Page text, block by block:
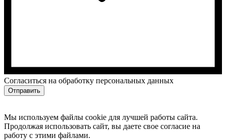
Cогласиться на обработку персональных данных
Отправить
Мы используем файлы cookie для лучшей работы сайта.
Продолжая использовать сайт, вы даете свое согласие на
работу с этими файлами.